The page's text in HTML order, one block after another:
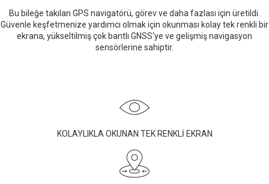
Bu bileğe takılan GPS navigatörü, görev ve daha fazlası için üretildi.
Güvenle keşfetmenize yardımcı olmak için okunması kolay tek renkli bir
ekrana, yükseltilmiş çok bantlı GNSS'ye ve gelişmiş navigasyon
sensörlerine sahiptir.
KOLAYLIKLA OKUNAN TEK RENKLİ EKRAN